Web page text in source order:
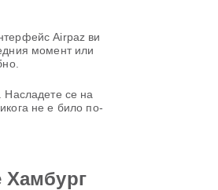
Airpaz ви
момент или
Насладете се на
не е било по-
Хамбург